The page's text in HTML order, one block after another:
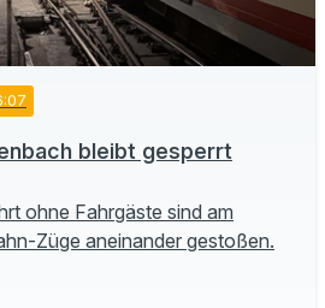
bleibt gesperrt
ohne Fahrgäste sind am
Züge aneinander gestoßen.